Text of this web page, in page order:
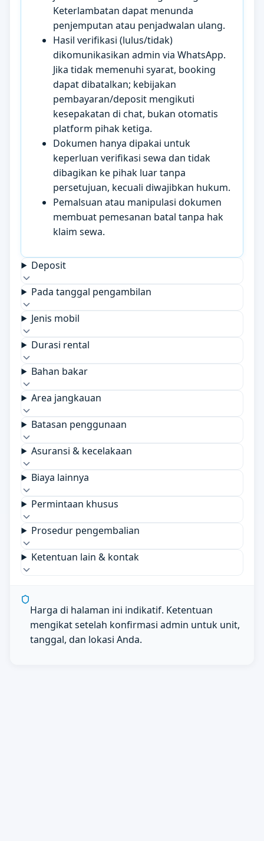
Keterlambatan dapat menunda
penjemputan atau penjadwalan ulang.
Hasil verifikasi (lulus/tidak)
dikomunikasikan admin via WhatsApp.
Jika tidak memenuhi syarat, booking
dapat dibatalkan; kebijakan
pembayaran/deposit mengikuti
kesepakatan di chat, bukan otomatis
platform pihak ketiga.
Dokumen hanya dipakai untuk
keperluan verifikasi sewa dan tidak
dibagikan ke pihak luar tanpa
persetujuan, kecuali diwajibkan hukum.
Pemalsuan atau manipulasi dokumen
membuat pemesanan batal tanpa hak
klaim sewa.
Deposit
Pada tanggal pengambilan
Jenis mobil
Durasi rental
Bahan bakar
Area jangkauan
Batasan penggunaan
Asuransi & kecelakaan
Biaya lainnya
Permintaan khusus
Prosedur pengembalian
Ketentuan lain & kontak
Harga di halaman ini indikatif. Ketentuan
mengikat setelah konfirmasi admin untuk unit,
tanggal, dan lokasi Anda.